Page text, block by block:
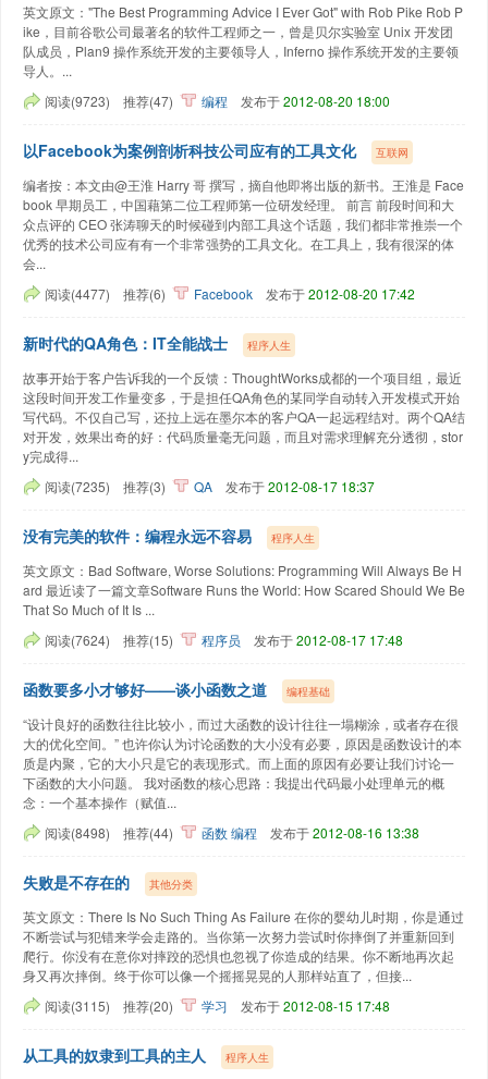
英文原文："The Best Programming Advice I Ever Got" with Rob Pike Rob P
ike，目前谷歌公司最著名的软件工程师之一，曾是贝尔实验室 Unix 开发团
队成员，Plan9 操作系统开发的主要领导人，Inferno 操作系统开发的主要领
导人。...
阅读(9723)
推荐(47) 编程 发布于2012-08-20 18:00
以Facebook为案例剖析科技公司应有的工具文化 互联网
编者按：本文由@王淮 Harry 哥 撰写，摘自他即将出版的新书。王淮是 Face
book 早期员工，中国藉第二位工程师第一位研发经理。 前言 前段时间和大
众点评的 CEO 张涛聊天的时候碰到内部工具这个话题，我们都非常推崇一个
优秀的技术公司应有有一个非常强势的工具文化。在工具上，我有很深的体
会...
阅读(4477)
推荐(6) Facebook 发布于2012-08-20 17:42
新时代的QA角色：IT全能战士 程序人生
故事开始于客户告诉我的一个反馈：ThoughtWorks成都的一个项目组，最近
这段时间开发工作量变多，于是担任QA角色的某同学自动转入开发模式开始
写代码。不仅自己写，还拉上远在墨尔本的客户QA一起远程结对。两个QA结
对开发，效果出奇的好：代码质量毫无问题，而且对需求理解充分透彻，stor
y完成得...
阅读(7235)
推荐(3) QA 发布于2012-08-17 18:37
没有完美的软件：编程永远不容易 程序人生
英文原文：Bad Software, Worse Solutions: Programming Will Always Be H
ard 最近读了一篇文章Software Runs the World: How Scared Should We Be
That So Much of It Is ...
阅读(7624)
推荐(15) 程序员 发布于2012-08-17 17:48
函数要多小才够好——谈小函数之道 编程基础
“设计良好的函数往往比较小，而过大函数的设计往往一塌糊涂，或者存在很
大的优化空间。” 也许你认为讨论函数的大小没有必要，原因是函数设计的本
质是内聚，它的大小只是它的表现形式。而上面的原因有必要让我们讨论一
下函数的大小问题。 我对函数的核心思路：我提出代码最小处理单元的概
念：一个基本操作（赋值...
阅读(8498)
推荐(44) 函数编程 发布于2012-08-16 13:38
失败是不存在的 其他分类
英文原文：There Is No Such Thing As Failure 在你的婴幼儿时期，你是通过
不断尝试与犯错来学会走路的。当你第一次努力尝试时你摔倒了并重新回到
爬行。你没有在意你对摔跤的恐惧也忽视了你造成的结果。你不断地再次起
身又再次摔倒。终于你可以像一个摇摇晃晃的人那样站直了，但接...
阅读(3115)
推荐(20) 学习 发布于2012-08-15 17:48
从工具的奴隶到工具的主人 程序人生